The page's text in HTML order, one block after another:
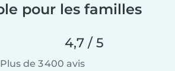
pour les familles
4,7 / 5
Plus de 3 400 avis